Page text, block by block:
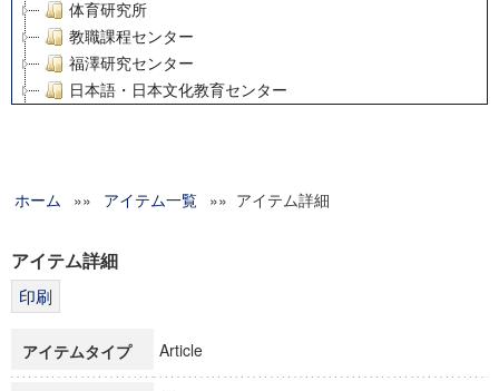
体育研究所
教職課程センター
福澤研究センター
日本語・日本文化教育センター
グローバルリサーチインスティテュート
科学研究費補助金研究成果報告書
博士課程教育リーディングプログラム「超成熟社会発展のサ
ホーム »» アイテム一覧 »» アイテム詳細
アイテム詳細
アイテムタイプ Article